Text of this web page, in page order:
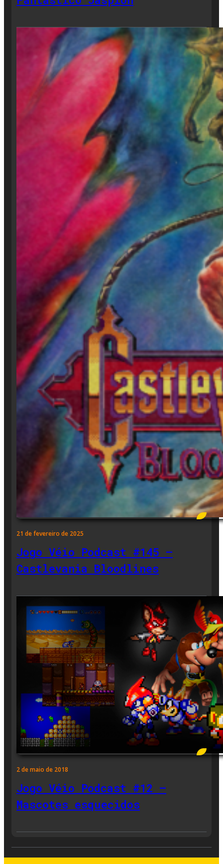
21 de fevereiro de 2025
Jogo Véio Podcast #145 –
Castlevania Bloodlines
2 de maio de 2018
Jogo Véio Podcast #12 –
Mascotes esquecidos